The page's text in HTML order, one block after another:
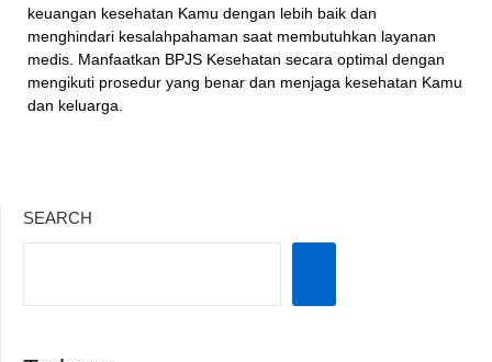
keuangan kesehatan Kamu dengan lebih baik dan
menghindari kesalahpahaman saat membutuhkan layanan
medis. Manfaatkan BPJS Kesehatan secara optimal dengan
mengikuti prosedur yang benar dan menjaga kesehatan Kamu
dan keluarga.
SEARCH